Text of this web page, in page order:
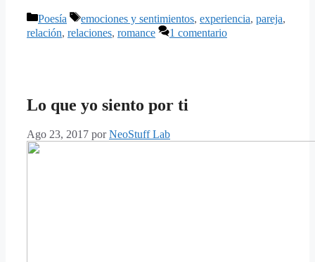
Categorías
Poesía Etiquetas
emociones y sentimientos, experiencia, pareja,
relación, relaciones, romance 1 comentario
Lo que yo siento por ti
Ago 23, 2017 porNeoStuff Lab